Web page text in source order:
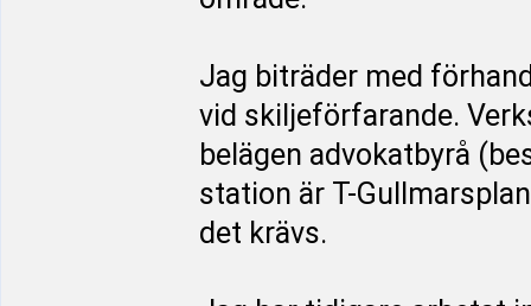
Jag biträder med
vid skiljeförfarande.
belägen advokatbyrå
station är T-
det krävs.